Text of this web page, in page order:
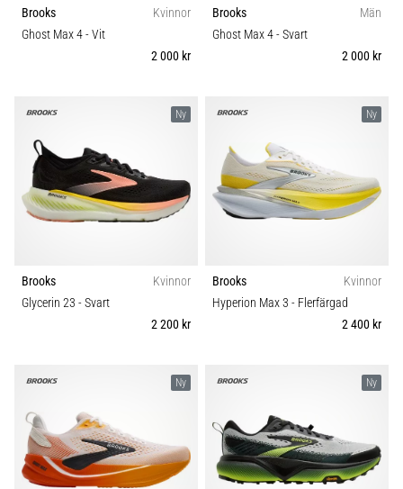
Brooks
Kvinnor
Ghost Max 4- Vit
2 000 kr
Brooks
Män
Ghost Max 4- Svart
2 000 kr
Ny
Brooks
Kvinnor
Glycerin 23 - Svart
2 200 kr
Ny
Brooks
Kvinnor
Hyperion Max 3 - Flerfärgad
2 400 kr
Ny Ny